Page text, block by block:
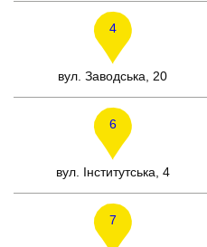
4
вул. Заводська, 20
6
вул. Інститутська, 4
7